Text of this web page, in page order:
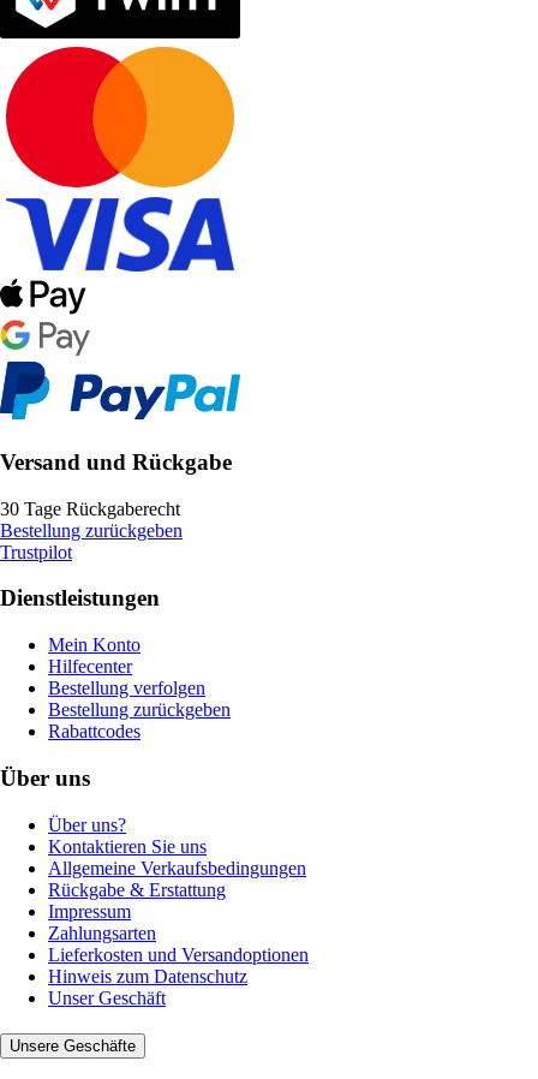
Versand und Rückgabe
30 Tage Rückgaberecht
Bestellung zurückgeben
Trustpilot
Dienstleistungen
Mein Konto
Hilfecenter
Bestellung verfolgen
Bestellung zurückgeben
Rabattcodes
Über uns
Über uns?
Kontaktieren Sie uns
Allgemeine Verkaufsbedingungen
Rückgabe & Erstattung
Impressum
Zahlungsarten
Lieferkosten und Versandoptionen
Hinweis zum Datenschutz
Unser Geschäft
Unsere Geschäfte